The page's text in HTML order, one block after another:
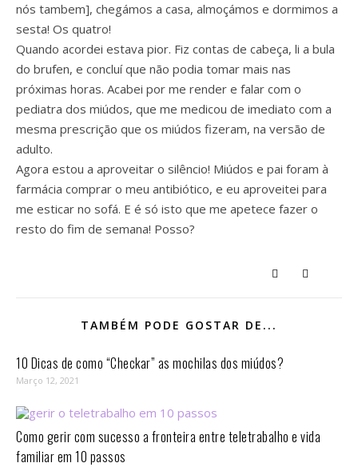
nós tambem], chegámos a casa, almoçámos e dormimos a
sesta! Os quatro!
Quando acordei estava pior. Fiz contas de cabeça, li a bula
do brufen, e concluí que não podia tomar mais nas
próximas horas. Acabei por me render e falar com o
pediatra dos miúdos, que me medicou de imediato com a
mesma prescrição que os miúdos fizeram, na versão de
adulto.
Agora estou a aproveitar o silêncio! Miúdos e pai foram à
farmácia comprar o meu antibiótico, e eu aproveitei para
me esticar no sofá. E é só isto que me apetece fazer o
resto do fim de semana! Posso?
TAMBÉM PODE GOSTAR DE...
10 Dicas de como “Checkar” as mochilas dos miúdos?
Março 12, 2021
Como gerir com sucesso a fronteira entre teletrabalho e vida
familiar em 10 passos⁣